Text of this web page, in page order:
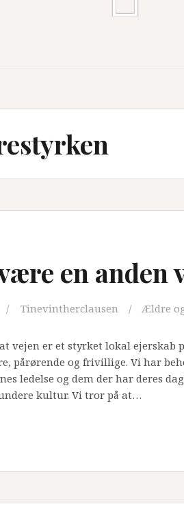
en anden
Tinevintherclausen Ældre
vejen er et styrket lokal ejerskab
pårørende og frivillige. Vi har
ledelse og dem der har deres
kultur. Vi tror på at…